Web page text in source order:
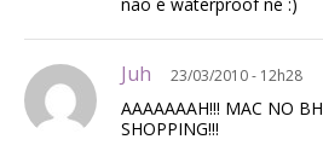
Juh 23/03/2010 - 12h28
AAAAAAAH!!! MAC NO BH
SHOPPING!!!